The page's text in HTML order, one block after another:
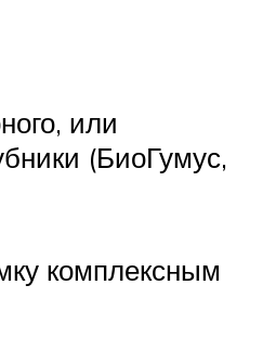
или
(БиоГумус,
комплексным